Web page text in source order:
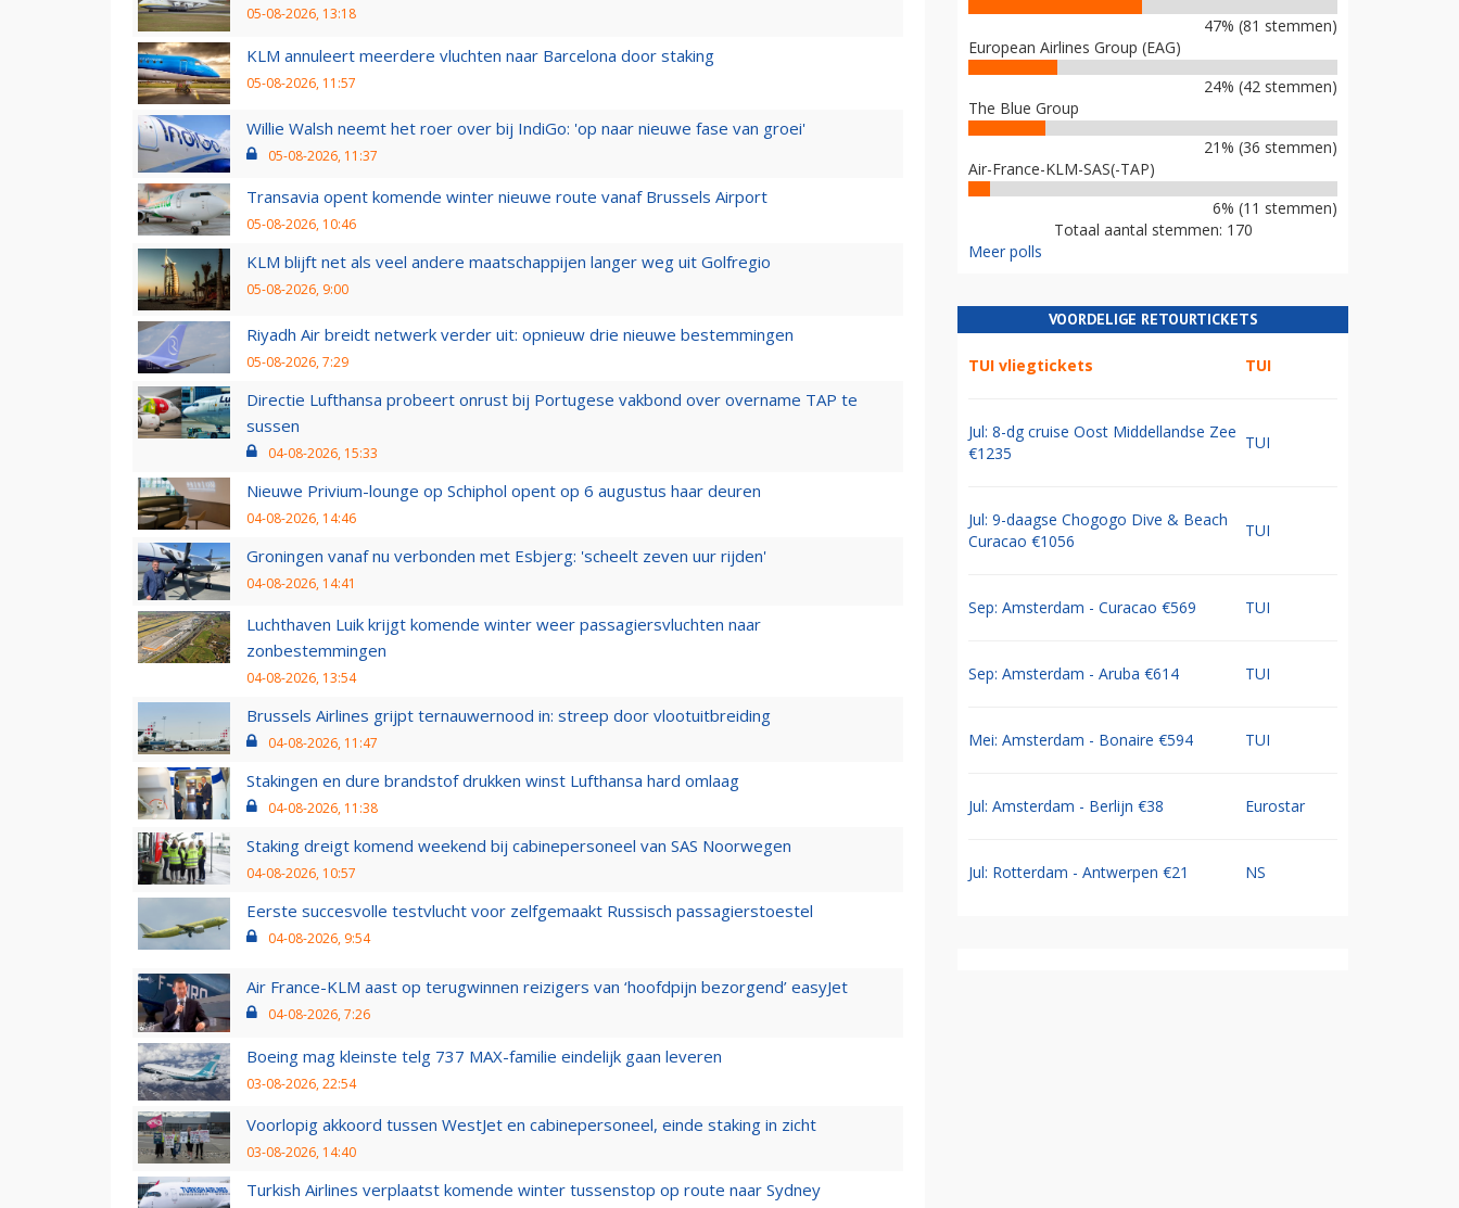
05-08-2026, 13:18
KLM annuleert meerdere vluchten naar Barcelona door staking
05-08-2026, 11:57
Willie Walsh neemt het roer over bij IndiGo: 'op naar nieuwe fase van groei'
05-08-2026, 11:37
Transavia opent komende winter nieuwe route vanaf Brussels Airport
05-08-2026, 10:46
KLM blijft net als veel andere maatschappijen langer weg uit Golfregio
05-08-2026, 9:00
Riyadh Air breidt netwerk verder uit: opnieuw drie nieuwe bestemmingen
05-08-2026, 7:29
Directie Lufthansa probeert onrust bij Portugese vakbond over overname TAP te
sussen
04-08-2026, 15:33
Nieuwe Privium-lounge op Schiphol opent op 6 augustus haar deuren
04-08-2026, 14:46
Groningen vanaf nu verbonden met Esbjerg: 'scheelt zeven uur rijden'
04-08-2026, 14:41
Luchthaven Luik krijgt komende winter weer passagiersvluchten naar
zonbestemmingen
04-08-2026, 13:54
Brussels Airlines grijpt ternauwernood in: streep door vlootuitbreiding
04-08-2026, 11:47
Stakingen en dure brandstof drukken winst Lufthansa hard omlaag
04-08-2026, 11:38
Staking dreigt komend weekend bij cabinepersoneel van SAS Noorwegen
04-08-2026, 10:57
Eerste succesvolle testvlucht voor zelfgemaakt Russisch passagierstoestel
04-08-2026, 9:54
Air France-KLM aast op terugwinnen reizigers van ‘hoofdpijn bezorgend’ easyJet
04-08-2026, 7:26
Boeing mag kleinste telg 737 MAX-familie eindelijk gaan leveren
03-08-2026, 22:54
Voorlopig akkoord tussen WestJet en cabinepersoneel, einde staking in zicht
03-08-2026, 14:40
Turkish Airlines verplaatst komende winter tussenstop op route naar Sydney
47% (81 stemmen)
European Airlines Group (EAG)
24% (42 stemmen)
The Blue Group
21% (36 stemmen)
Air-France-KLM-SAS(-TAP)
6% (11 stemmen)
Totaal aantal stemmen: 170
Meer polls
VOORDELIGE RETOURTICKETS
TUI vliegtickets TUI
Jul: 8-dg cruise Oost Middellandse Zee
€1235
TUI
Jul: 9-daagse Chogogo Dive & Beach
Curacao €1056
TUI
Sep: Amsterdam - Curacao €569 TUI
Sep: Amsterdam - Aruba €614 TUI
Mei: Amsterdam - Bonaire €594 TUI
Jul: Amsterdam - Berlijn €38 Eurostar
Jul: Rotterdam - Antwerpen €21 NS